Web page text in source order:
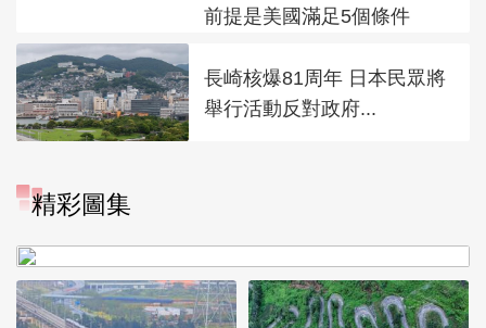
前提是美國滿足5個條件
長崎核爆81周年 日本民眾將
舉行活動反對政府...
精彩圖集